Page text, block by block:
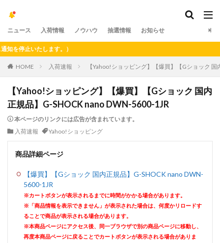
ニュース 入荷情報 ノウハウ 抽選情報 お知らせ
止いたします。）
HOME 入荷速報 【Yahoo!ショッピング】【爆買】【Gショック
【Yahoo!ショッピング】【爆買】【Gショック 国内
正規品】G-SHOCK nano DWN-5600-1JR
本ページのリンクには広告が含まれています。
入荷速報
Yahoo!ショッピング
商品詳細ページ
【爆買】【Gショック 国内正規品】G-SHOCK nano DWN-
5600-1JR
※カートボタンが表示されるまでに時間がかかる場合があります。
※「商品情報を表示できません」が表示された場合は、何度かリロードす
ることで商品が表示される場合があります。
※本商品ページにアクセス後、同一ブラウザで別の商品ページに移動し、
再度本商品ページに戻ることでカートボタンが表示される場合がありま